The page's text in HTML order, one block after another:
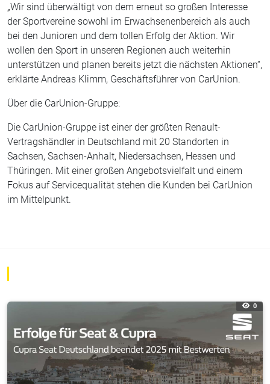
„Wir sind überwältigt von dem erneut so großen Interesse
der Sportvereine sowohl im Erwachsenenbereich als auch
bei den Junioren und dem tollen Erfolg der Aktion. Wir
wollen den Sport in unseren Regionen auch weiterhin
unterstützen und planen bereits jetzt die nächsten Aktionen“,
erklärte Andreas Klimm, Geschäftsführer von CarUnion.
Über die CarUnion-Gruppe:
Die CarUnion-Gruppe ist einer der größten Renault-
Vertragshändler in Deutschland mit 20 Standorten in
Sachsen, Sachsen-Anhalt, Niedersachsen, Hessen und
Thüringen. Mit einer großen Angebotsvielfalt und einem
Fokus auf Servicequalität stehen die Kunden bei CarUnion
im Mittelpunkt.
0